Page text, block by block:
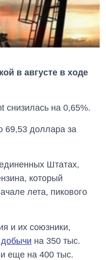
в августе в ходе
снизилась на 0,65%.
69,53 доллара за
Штатах,
который
лета, пикового
и их союзники,
добычи на 350 тыс.
еще на 400 тыс.